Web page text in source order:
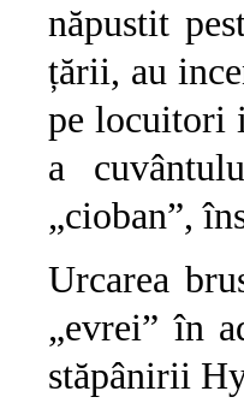
năpustit
țării, au
pe locuitori
a
„cioban”,
Urcarea
„evrei” în
stăpânirii